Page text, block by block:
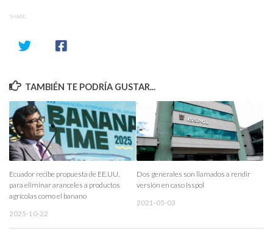
SHARE
TAMBIÉN TE PODRÍA GUSTAR...
Ecuador recibe propuesta de EE.UU.
para eliminar aranceles a productos
agrícolas como el banano
2025-10-22
Dos generales son llamados a rendir
versión en caso Isspol
2021-05-03